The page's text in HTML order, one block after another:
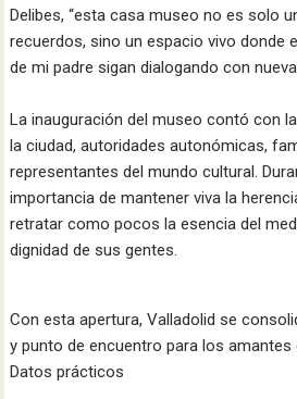
Delibes, “esta casa museo no es solo
recuerdos, sino un espacio vivo donde
de mi padre sigan dialogando con
La inauguración del museo contó con
la ciudad, autoridades autonómicas,
representantes del mundo cultural.
importancia de mantener viva la
retratar como pocos la esencia del
dignidad de sus gentes.​
Con esta apertura, Valladolid se
y punto de encuentro para los amantes
Datos prácticos